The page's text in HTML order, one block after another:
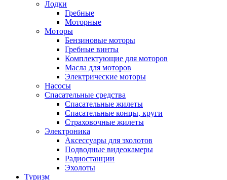
Лодки
Гребные
Моторные
Моторы
Бензиновые моторы
Гребные винты
Комплектующие для моторов
Масла для моторов
Электрические моторы
Насосы
Спасательные средства
Спасательные жилеты
Спасательные концы, круги
Страховочные жилеты
Электроника
Аксессуары для эхолотов
Подводные видеокамеры
Радиостанции
Эхолоты
Туризм